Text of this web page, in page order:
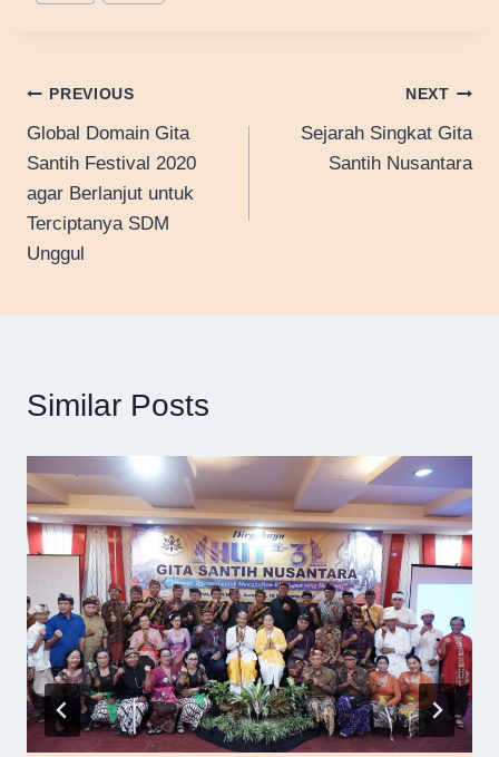
Post
navigation
PREVIOUS
Global Domain Gita
Santih Festival 2020
agar Berlanjut untuk
Terciptanya SDM
Unggul
NEXT
Sejarah Singkat Gita
Santih Nusantara
Similar Posts